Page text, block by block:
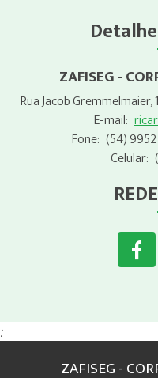
ZAFISEG -
Rua Jacob Gremmelmaier,
E-mail:
Fone: (54)
Celular:
;
ZAFISEG -